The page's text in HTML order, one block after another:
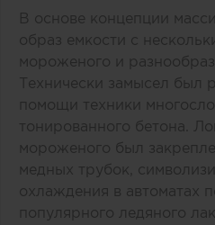
В основе концепции
образ емкости с
мороженого и
Технически замысел был
помощи техники
тонированного бетона.
мороженого был
медных трубок,
охлаждения в автоматах
популярного ледяного